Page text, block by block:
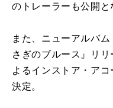
のトレーラーも公開と
また、ニューアルバ
さぎのブルース』リ
よるインストア・ア
決定。